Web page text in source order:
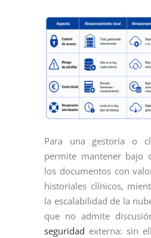
Para una gestoría o
permite mantener bajo
los documentos con
historiales clínicos,
la escalabilidad de la
que no admite
seguridad externa: sin